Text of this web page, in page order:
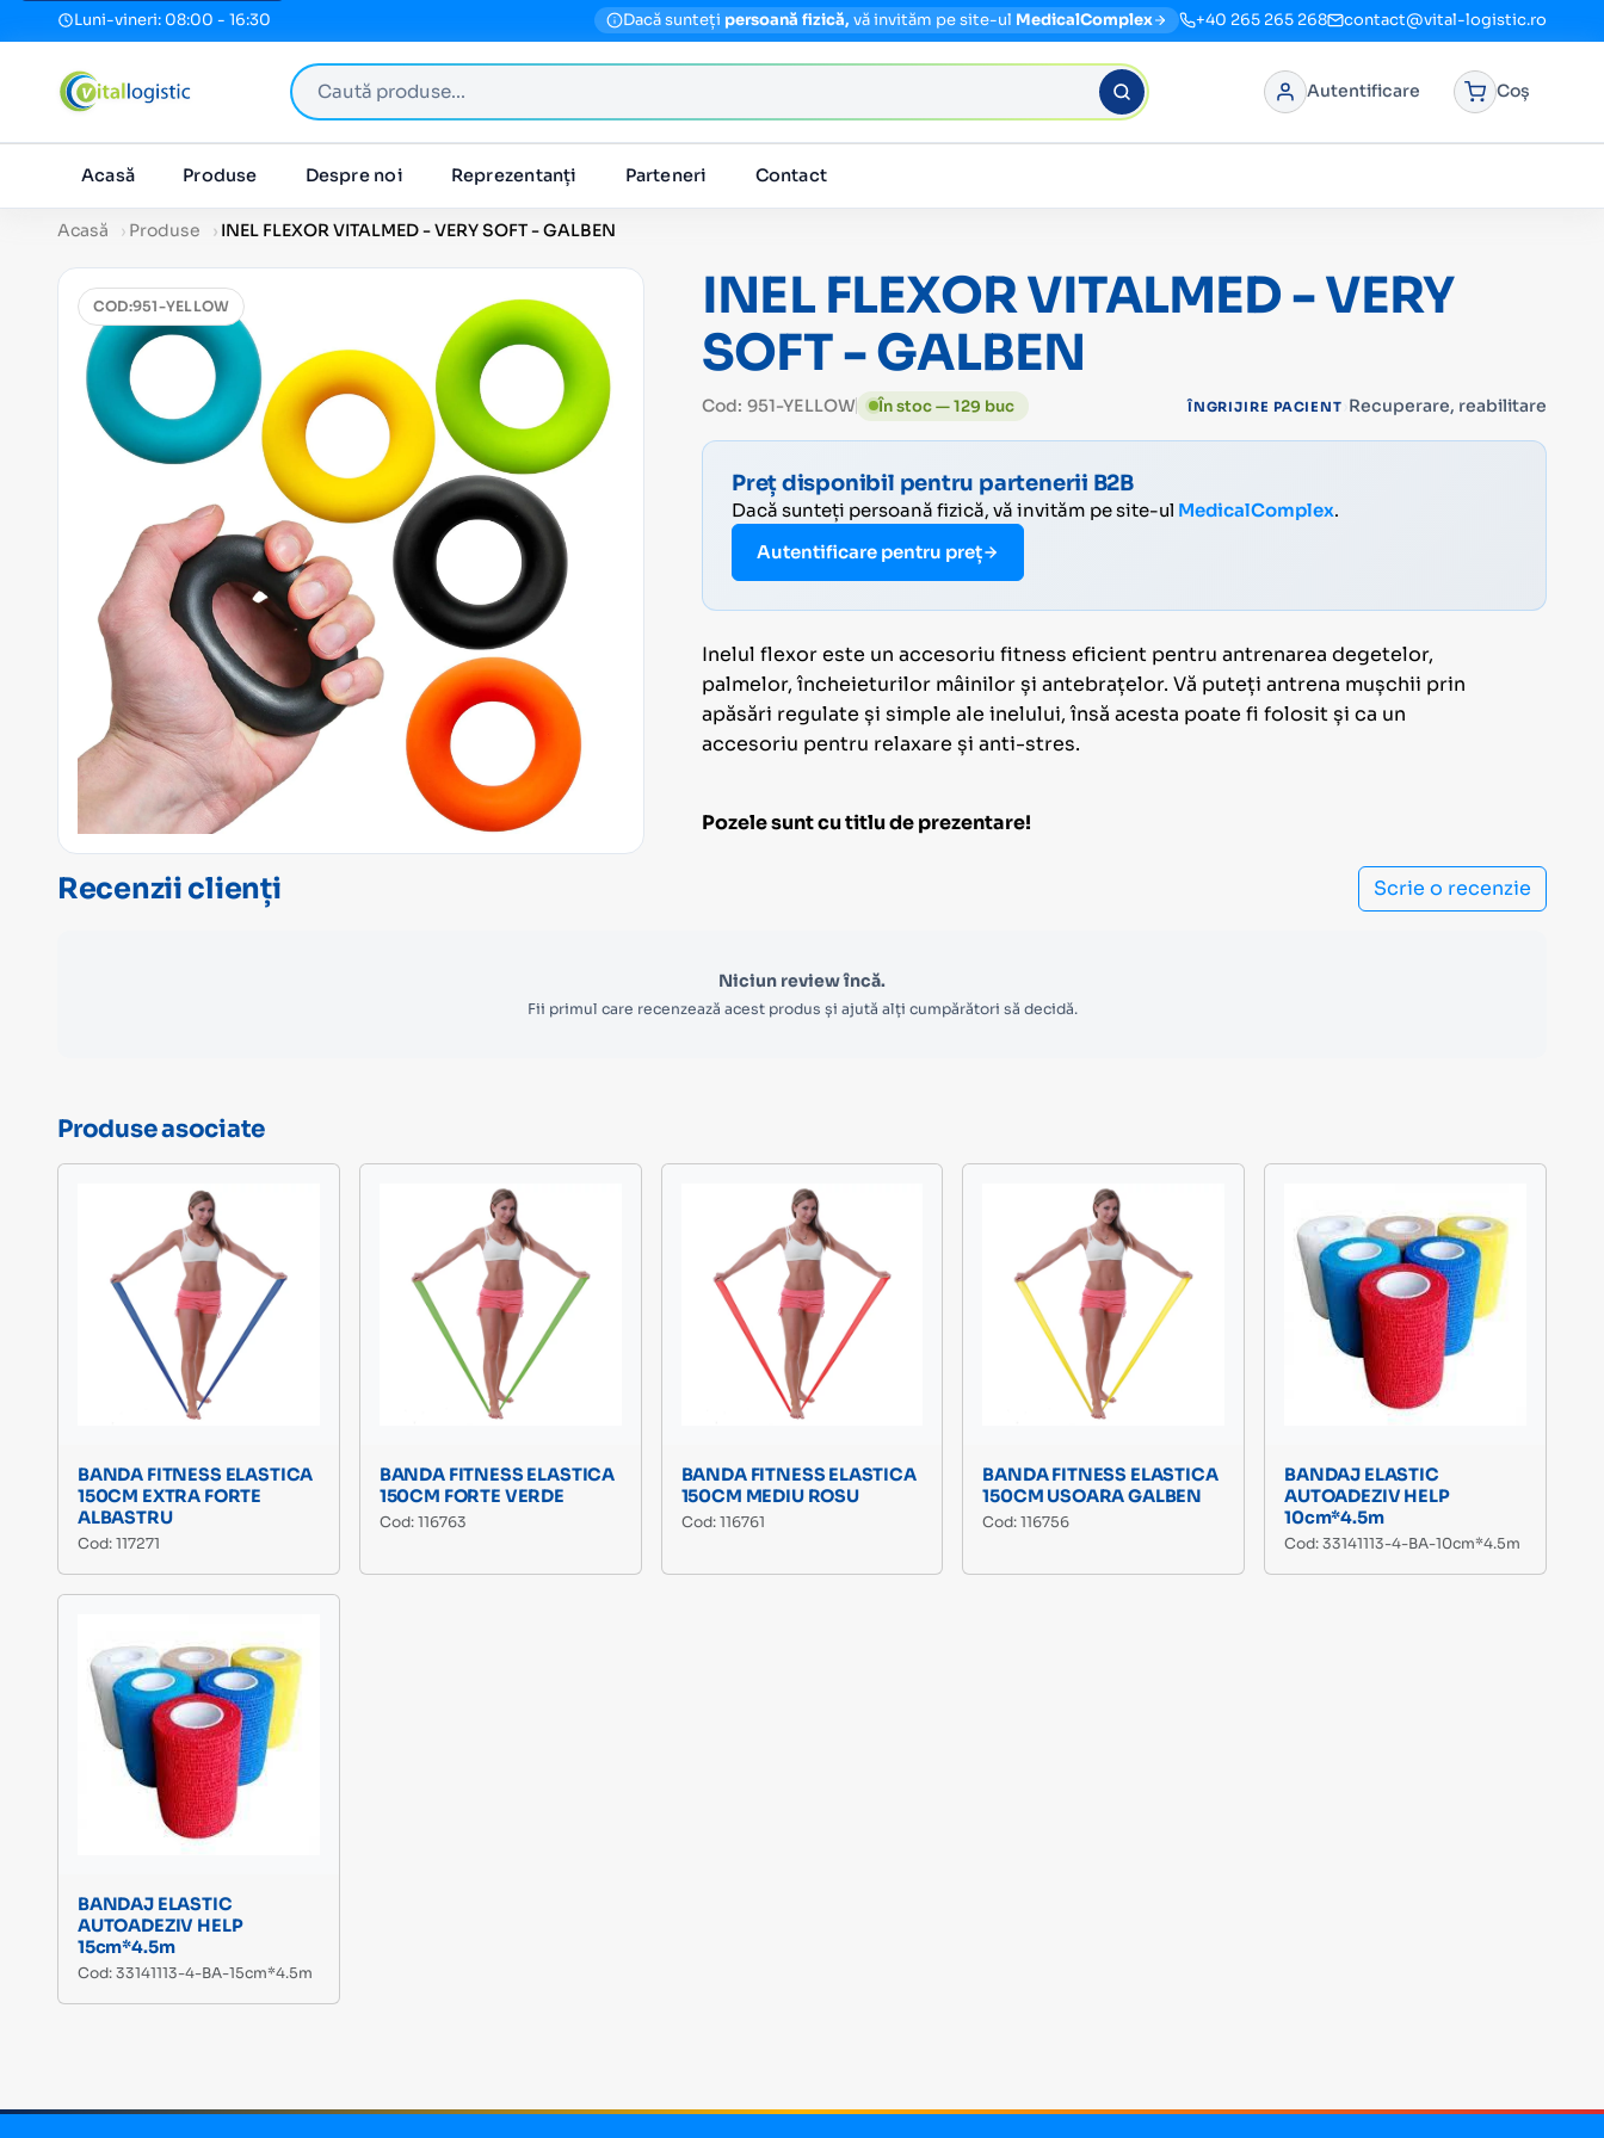
Luni-vineri: 08:00 - 16:30 Dacă sunteți persoană fizică, vă invităm pe site-ul MedicalComplex +40 265 265 268 contact@vital-logistic.ro
Caută produse
Autentificare Coș
Acasă Produse Despre noi Reprezentanți Parteneri Contact
Acasă Produse INEL FLEXOR VITALMED - VERY SOFT - GALBEN
COD:951-YELLOW
INEL FLEXOR VITALMED - VERY
SOFT - GALBEN
Cod: 951-YELLOW În stoc — 129 buc ÎNGRIJIRE PACIENT Recuperare, reabilitare
Preț disponibil pentru partenerii B2B
Dacă sunteți persoană fizică, vă invităm pe site-ul MedicalComplex.
Autentificare pentru preț
Inelul flexor este un accesoriu fitness eficient pentru antrenarea degetelor,
palmelor, încheieturilor mâinilor și antebrațelor. Vă puteți antrena mușchii prin
apăsări regulate și simple ale inelului, însă acesta poate fi folosit și ca un
accesoriu pentru relaxare și anti-stres.
Pozele sunt cu titlu de prezentare!
Recenzii clienți Scrie o recenzie
Niciun review încă.
Fii primul care recenzează acest produs și ajută alți cumpărători să decidă.
Produse asociate
BANDA FITNESS ELASTICA
150CM EXTRA FORTE
ALBASTRU
Cod: 117271
BANDA FITNESS ELASTICA
150CM FORTE VERDE
Cod: 116763
BANDA FITNESS ELASTICA
150CM MEDIU ROSU
Cod: 116761
BANDA FITNESS ELASTICA
150CM USOARA GALBEN
Cod: 116756
BANDAJ ELASTIC
AUTOADEZIV HELP
10cm*4.5m
Cod: 33141113-4-BA-10cm*4.5m
BANDAJ ELASTIC
AUTOADEZIV HELP
15cm*4.5m
Cod: 33141113-4-BA-15cm*4.5m